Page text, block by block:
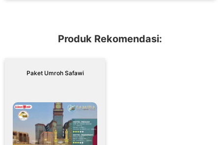
Produk Rekomendasi:
Paket Umroh Safawi